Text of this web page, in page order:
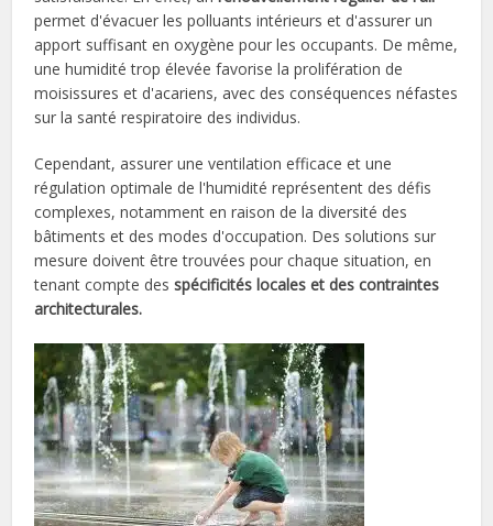
permet d'évacuer les polluants intérieurs et d'assurer un
apport suffisant en oxygène pour les occupants. De même,
une humidité trop élevée favorise la prolifération de
moisissures et d'acariens, avec des conséquences néfastes
sur la santé respiratoire des individus.
Cependant, assurer une ventilation efficace et une
régulation optimale de l'humidité représentent des défis
complexes, notamment en raison de la diversité des
bâtiments et des modes d'occupation. Des solutions sur
mesure doivent être trouvées pour chaque situation, en
tenant compte desspécificités locales et des contraintes
architecturales.